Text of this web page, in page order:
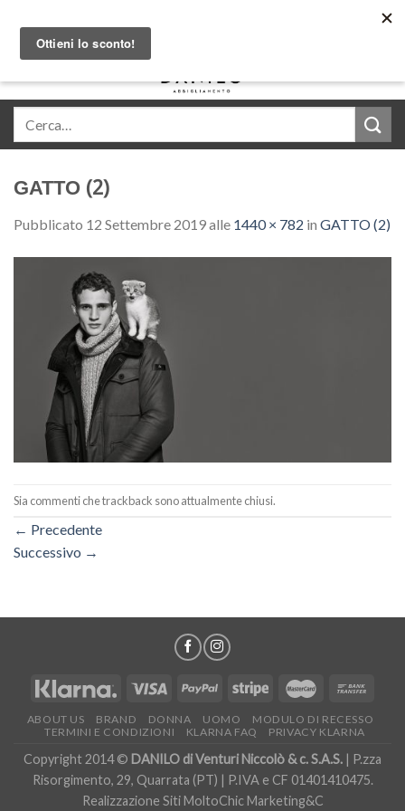
content
GATTO (2)
Pubblicato 12 Settembre 2019alle 1440 × 782 in GATTO (2)
Sia commenti che trackback sono attualmente chiusi.
← Precedente
Successivo →
ABOUT US BRAND DONNA UOMO
MODULO DI RECESSO
TERMINI E CONDIZIONI
KLARNA FAQ PRIVACY KLARNA
Copyright 2014 © DANILO di Venturi Niccolò & c. S.A.S.
| P.zza
Risorgimento, 29, Quarrata (PT) | P.IVA e CF 01401410475.
Realizzazione Siti MoltoChic Marketing&C